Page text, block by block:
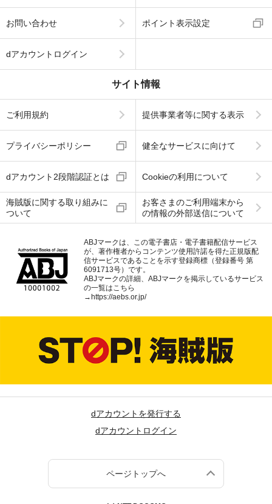
お問い合わせ ポイント表示設定
dアカウントログイン
サイト情報
ご利用規約 提供事業者等に関する表示
プライバシーポリシー 健全なサービスに向けて
dアカウント2段階認証とは Cookieの利用について
海賊版に関する取り組みに
ついて
お客さまのご利用端末から
の情報の外部送信について
ABJマークは、この電子書店・電子書籍配信サービス
が、著作権者からコンテンツ使用許諾を得た正規版配
信サービスであることを示す登録商標（登録番号 第
6091713号）です。
ABJマークの詳細、ABJマークを掲示しているサービス
の一覧はこちら
→https://aebs.or.jp/
dアカウントを発行する
dアカウントログイン
ページトップへ